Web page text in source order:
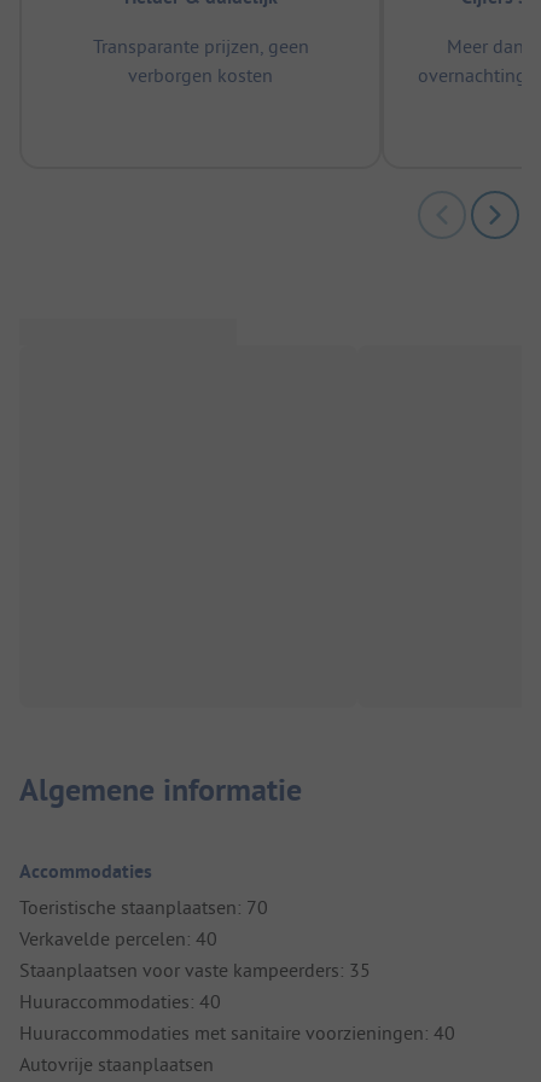
Transparante prijzen, geen
verborgen kosten
Meer dan
Algemene informatie
Accommodaties
Toeristische staanplaatsen: 70
Verkavelde percelen: 40
Staanplaatsen voor vaste kampeerders: 35
Huuraccommodaties: 40
Huuraccommodaties met sanitaire voorzieningen: 40
Autovrije staanplaatsen